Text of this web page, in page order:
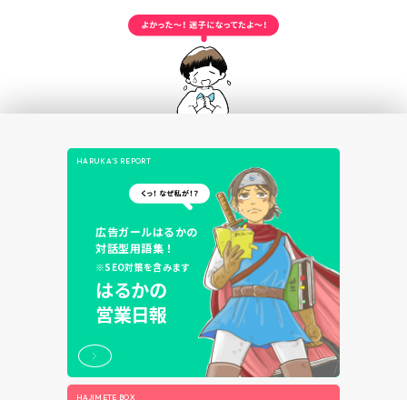
HARUKA’S REPORT
広告ガールはるかの
対話型用語集！
※SEO対策を含みます
はるかの
営業日報
HAJIMETE BOX